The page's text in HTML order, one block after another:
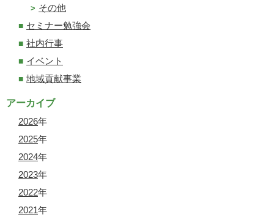
その他
セミナー勉強会
社内行事
イベント
地域貢献事業
アーカイブ
2026年
2025年
2024年
2023年
2022年
2021年